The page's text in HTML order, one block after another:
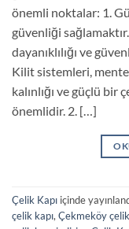
önemli noktalar: 1.
güvenliği
dayanıklılığı ve
Kilit sistemleri,
kalınlığı ve güçlü bir
önemlidir. 2. […]
Çelik Kapı içinde
çelik kapı, Çekmeköy